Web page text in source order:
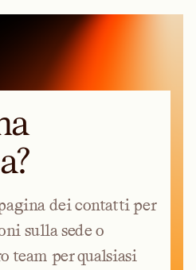
dei contatti per
sulla sede o
team per qualsiasi